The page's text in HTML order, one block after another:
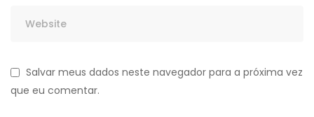
Salvar meus dados neste navegador para a próxima vez
que eu comentar.